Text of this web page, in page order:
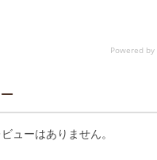
ビューはありません。